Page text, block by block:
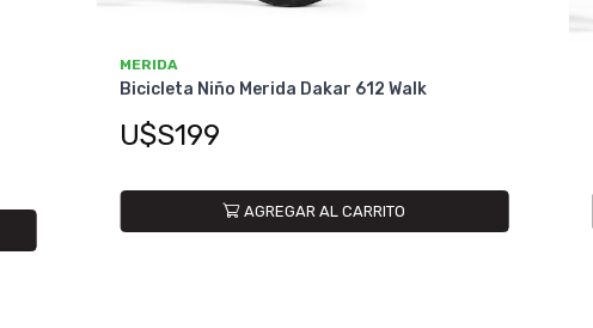
MERIDA
Bicicleta Niño Merida Dakar 612 Walk
U$S199
AGREGAR AL CARRITO